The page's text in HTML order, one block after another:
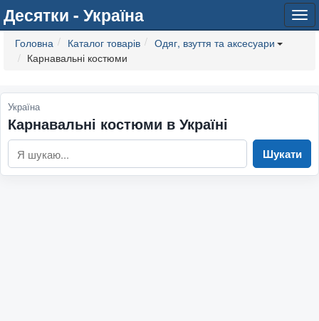
Десятки - Україна
Головна Каталог товарів
Одяг, взуття та аксесуари
Карнавальні костюми
Україна
Карнавальні костюми в Україні
Шукати